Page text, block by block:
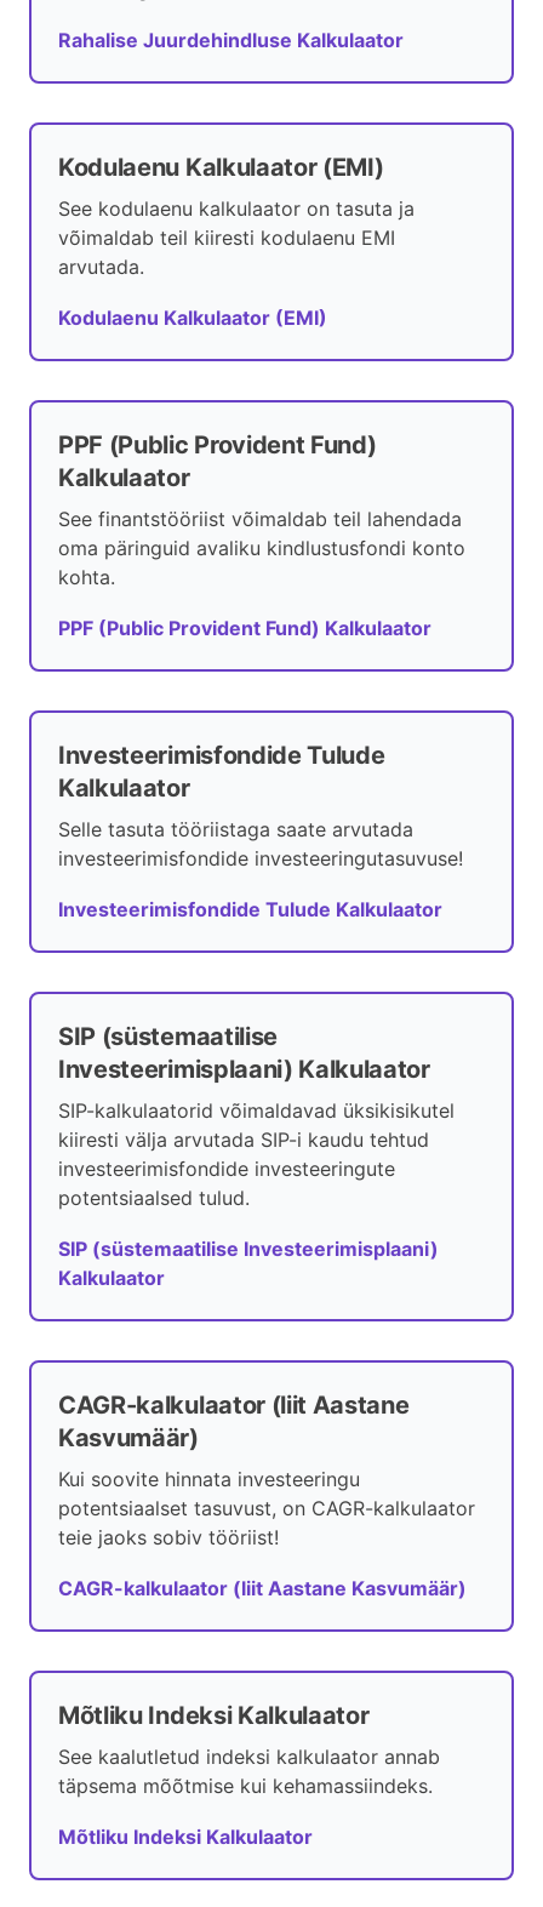
Rahalise Juurdehindluse Kalkulaator
Kodulaenu Kalkulaator (EMI)
See kodulaenu kalkulaator on tasuta ja
võimaldab teil kiiresti kodulaenu EMI
arvutada.
Kodulaenu Kalkulaator (EMI)
PPF (Public Provident Fund)
Kalkulaator
See finantstööriist võimaldab teil lahendada
oma päringuid avaliku kindlustusfondi konto
kohta.
PPF (Public Provident Fund) Kalkulaator
Investeerimisfondide Tulude
Kalkulaator
Selle tasuta tööriistaga saate arvutada
investeerimisfondide investeeringutasuvuse!
Investeerimisfondide Tulude Kalkulaator
SIP (süstemaatilise
Investeerimisplaani) Kalkulaator
SIP-kalkulaatorid võimaldavad üksikisikutel
kiiresti välja arvutada SIP-i kaudu tehtud
investeerimisfondide investeeringute
potentsiaalsed tulud.
SIP (süstemaatilise Investeerimisplaani)
Kalkulaator
CAGR-kalkulaator (liit Aastane
Kasvumäär)
Kui soovite hinnata investeeringu
potentsiaalset tasuvust, on CAGR-kalkulaator
teie jaoks sobiv tööriist!
CAGR-kalkulaator (liit Aastane Kasvumäär)
Mõtliku Indeksi Kalkulaator
See kaalutletud indeksi kalkulaator annab
täpsema mõõtmise kui kehamassiindeks.
Mõtliku Indeksi Kalkulaator